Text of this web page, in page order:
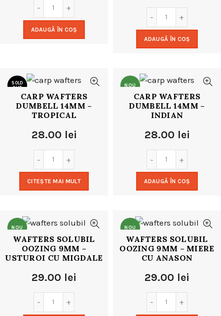
ADAUGĂ ÎN COȘ
ADAUGĂ ÎN COȘ
SOLD
OUT
NOU
CARP WAFTERS
DUMBELL 14MM –
TROPICAL
28.00 lei
CITEȘTE MAI MULT
NOU
CARP WAFTERS
DUMBELL 14MM –
INDIAN
28.00 lei
ADAUGĂ ÎN COȘ
NOU
WAFTERS SOLUBIL
OOZING 9MM –
USTUROI CU MIGDALE
29.00 lei
NOU
WAFTERS SOLUBIL
OOZING 9MM – MIERE
CU ANASON
29.00 lei